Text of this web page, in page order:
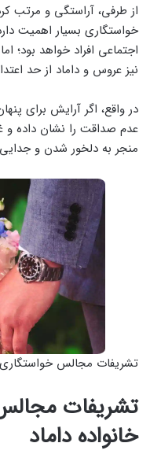
از طرفی، آراستگی و مرتب‌
خواستگاری بسیار اهمیت
اجتماعی افراد خواهد بود؛
نیز عروس و داماد از حد
در واقع، اگر آرایش برای
عدم صداقت را نشان داده و
منجر به دلخور شدن و
تشریفات مجالس خواستگاری
تشریفات
خانواده داماد